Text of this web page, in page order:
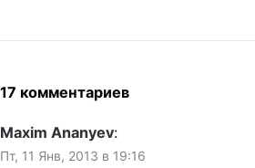
17 комментариев
Maxim Ananyev:
Пт, 11 Янв, 2013 в 19:16